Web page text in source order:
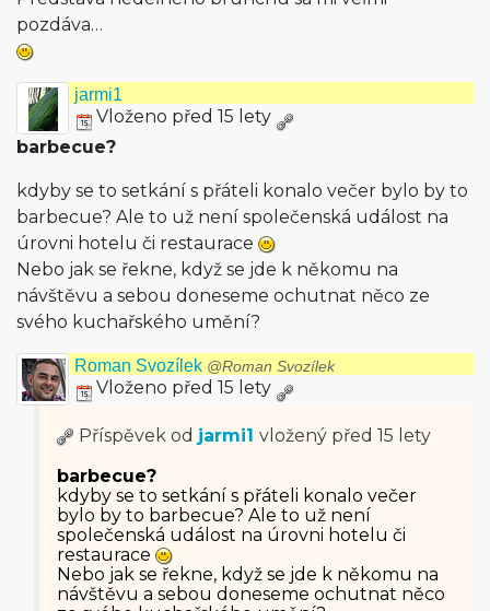
pozdáva…
jarmi1
Vloženo před 15 lety
barbecue?
kdyby se to setkání s přáteli konalo večer bylo by to
barbecue? Ale to už není společenská událost na
úrovni hotelu či restaurace
Nebo jak se řekne, když se jde k někomu na
návštěvu a sebou doneseme ochutnat něco ze
svého kuchařského umění?
Roman Svozílek @Roman Svozílek
Vloženo před 15 lety
Příspěvek od jarmi1 vložený před 15 lety
barbecue?
kdyby se to setkání s přáteli konalo večer
bylo by to barbecue? Ale to už není
společenská událost na úrovni hotelu či
restaurace
Nebo jak se řekne, když se jde k někomu na
návštěvu a sebou doneseme ochutnat něco